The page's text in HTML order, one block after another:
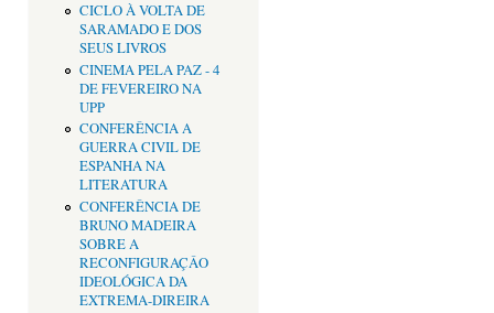
CICLO À VOLTA DE
SARAMADO E DOS
SEUS LIVROS
CINEMA PELA PAZ - 4
DE FEVEREIRO NA
UPP
CONFERÊNCIA A
GUERRA CIVIL DE
ESPANHA NA
LITERATURA
CONFERÊNCIA DE
BRUNO MADEIRA
SOBRE A
RECONFIGURAÇÂO
IDEOLÓGICA DA
EXTREMA-DIREIRA